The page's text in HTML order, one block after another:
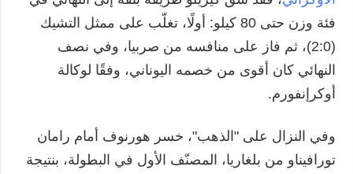
فئة وزن حتى 80 كيلو: أولًا، تغلّب على ممثل التشيك
(2:0)، ثم فاز على منافسه من صربيا، وفي نصف
النهائي كان أقوى من خصمه اليوناني، وفقًا لوكالة
أوكرإنفورم.
وفي النزال على "الذهب"، خسر هورنوف أمام رامان
تورافيناو من بلغاريا، المصنّف الأول في البطولة، بنتيجة